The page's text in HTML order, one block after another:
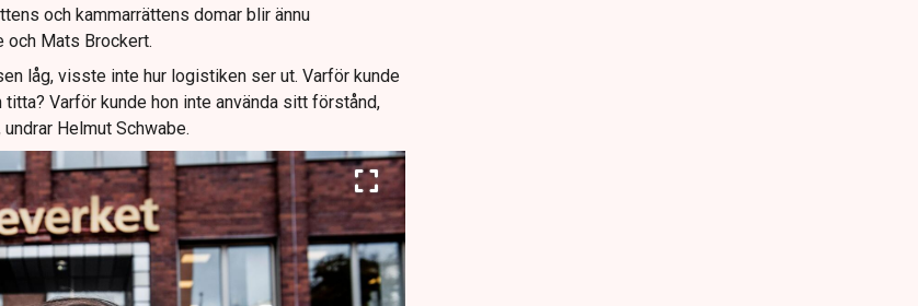
och kammarrättens domar blir ännu
och Mats Brockert.
låg, visste inte hur logistiken ser ut. Varför kunde
Varför kunde hon inte använda sitt förstånd,
Helmut Schwabe.